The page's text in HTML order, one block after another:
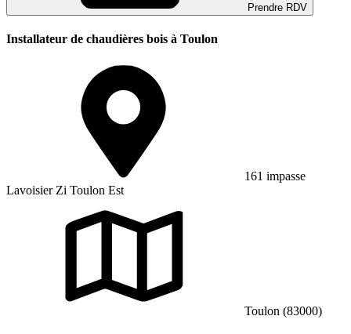
Prendre RDV
Installateur de chaudières bois à Toulon
161 impasse
Lavoisier Zi Toulon Est
Toulon (83000)